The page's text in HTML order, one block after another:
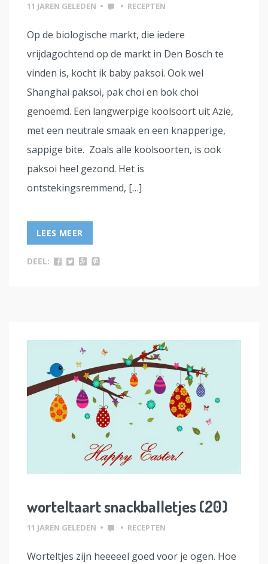
11 JAREN GELEDEN • • RECEPTEN
Op de biologische markt, die iedere
vrijdagochtend op de markt in Den Bosch te
vinden is, kocht ik baby paksoi. Ook wel
Shanghai paksoi, pak choi en bok choi
genoemd. Een langwerpige koolsoort uit Azië,
met een neutrale smaak en een knapperige,
sappige bite. Zoals alle koolsoorten, is ook
paksoi heel gezond. Het is
ontstekingsremmend, […]
LEES MEER
DEEL:
worteltaart snackballetjes (20)
11 JAREN GELEDEN • • RECEPTEN
Worteltjes zijn heeeeel goed voor je ogen. Hoe